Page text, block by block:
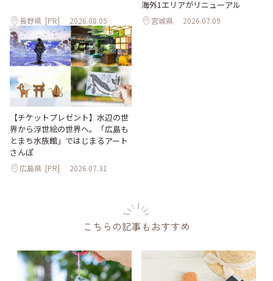
長野県 [PR] 2026.08.05
海外1エリアがリニューアル
宮城県 2026.07.09
【チケットプレゼント】水辺の世
界から浮世絵の世界へ。「広島も
とまち水族館」ではじまるアート
さんぽ
広島県 [PR] 2026.07.31
こちらの記事もおすすめ